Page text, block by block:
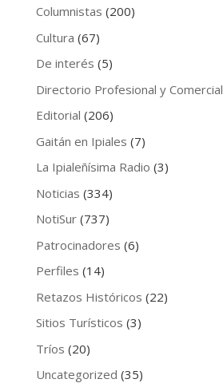
Columnistas (200)
Cultura (67)
De interés (5)
Directorio Profesional y Comercial
Editorial (206)
Gaitán en Ipiales (7)
La Ipialeñísima Radio (3)
Noticias (334)
NotiSur(737)
Patrocinadores (6)
Perfiles (14)
Retazos Históricos (22)
Sitios Turísticos (3)
Tríos (20)
Uncategorized (35)